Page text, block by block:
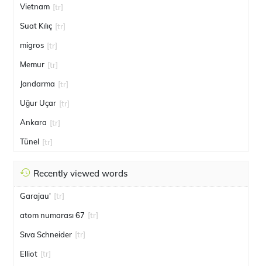
Vietnam [tr]
Suat Kılıç [tr]
migros [tr]
Memur [tr]
Jandarma [tr]
Uğur Uçar [tr]
Ankara [tr]
Tünel [tr]
Recently viewed words
Garajau' [tr]
atom numarası 67 [tr]
Sıva Schneider [tr]
Elliot [tr]